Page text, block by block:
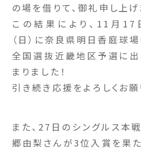
の場を借りて、御礼申し上げ
この結果により、11月17
（日）に奈良県明日香庭球
全国選抜近畿地区予選に出
まりました！
引き続き応援をよろしくお願
また、27日のシングルス本
郷由梨さんが3位入賞を果た